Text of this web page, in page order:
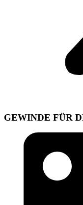
GEWINDE FÜR